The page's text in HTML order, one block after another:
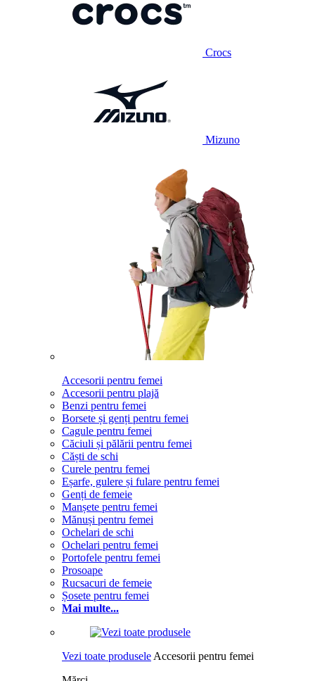
Crocs
Mizuno
Accesorii pentru femei
Accesorii pentru plajă
Benzi pentru femei
Borsete și genți pentru femei
Cagule pentru femei
Căciuli și pălării pentru femei
Căști de schi
Curele pentru femei
Eșarfe, gulere și fulare pentru femei
Genți de femeie
Manșete pentru femei
Mănuși pentru femei
Ochelari de schi
Ochelari pentru femei
Portofele pentru femei
Prosoape
Rucsacuri de femeie
Șosete pentru femei
Mai multe...
Vezi toate produsele Accesorii pentru femei